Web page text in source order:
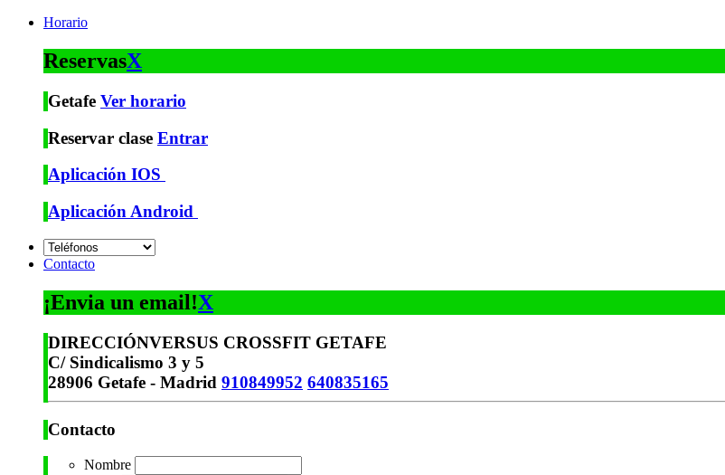
Horario
ReservasX
Getafe Ver horario
Reservar clase Entrar
Aplicación IOS
Aplicación Android
Contacto
¡Envia un email!X
DIRECCIÓNVERSUS CROSSFIT GETAFE
C/ Sindicalismo 3 y 5
28906 Getafe - Madrid 910849952 640835165
Contacto
Nombre